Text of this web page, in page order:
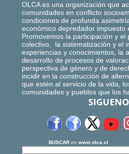
OLCA es una organización que
comunidades en conflicto
condiciones de profunda
económico depredador impuesto
Promovemos la participación y el
colectivo, la sistematización y el
experiencias y conocimientos, la
desarrollo de procesos de
perspectiva de género y de
incidir en la construcción de
que estén al servicio de la vida,
comunidades y pueblos que los
BUSCAR en www.olca.cl